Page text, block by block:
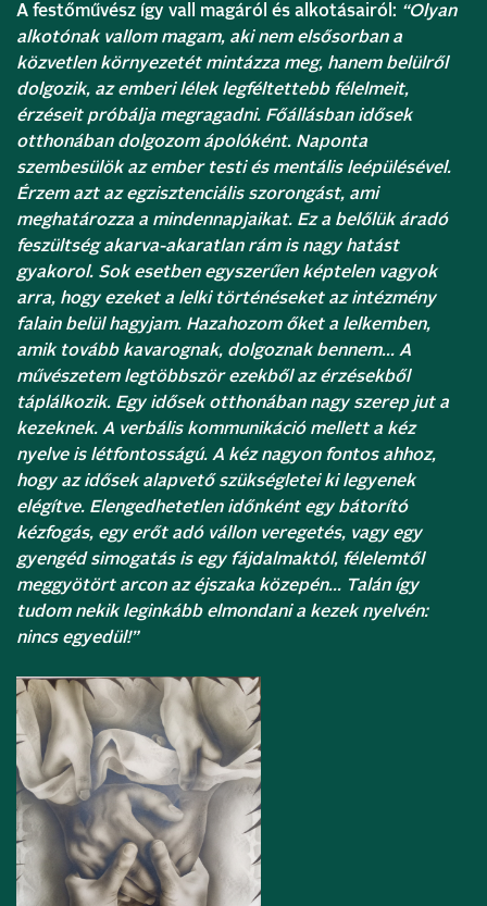
A festőművész így vall magáról és alkotásairól: “Olyan
alkotónak vallom magam, aki nem elsősorban a
közvetlen környezetét mintázza meg, hanem belülről
dolgozik, az emberi lélek legféltettebb félelmeit,
érzéseit próbálja megragadni. Főállásban idősek
otthonában dolgozom ápolóként. Naponta
szembesülök az ember testi és mentális leépülésével.
Érzem azt az egzisztenciális szorongást, ami
meghatározza a mindennapjaikat. Ez a belőlük áradó
feszültség akarva-akaratlan rám is nagy hatást
gyakorol. Sok esetben egyszerűen képtelen vagyok
arra, hogy ezeket a lelki történéseket az intézmény
falain belül hagyjam. Hazahozom őket a lelkemben,
amik tovább kavarognak, dolgoznak bennem… A
művészetem legtöbbször ezekből az érzésekből
táplálkozik. Egy idősek otthonában nagy szerep jut a
kezeknek. A verbális kommunikáció mellett a kéz
nyelve is létfontosságú. A kéz nagyon fontos ahhoz,
hogy az idősek alapvető szükségletei ki legyenek
elégítve. Elengedhetetlen időnként egy bátorító
kézfogás, egy erőt adó vállon veregetés, vagy egy
gyengéd simogatás is egy fájdalmaktól, félelemtől
meggyötört arcon az éjszaka közepén… Talán így
tudom nekik leginkább elmondani a kezek nyelvén:
nincs egyedül!”